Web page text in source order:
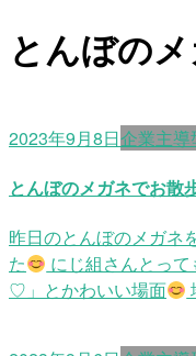
とんぼの
2023年9月8日企業主導
とんぼのメガネでお散
昨日のとんぼのメガネ
た
にじ組さんとっ
♡」とかわいい場面